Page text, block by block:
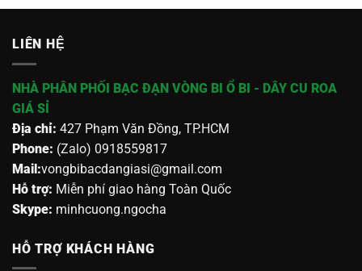
LIÊN HỆ
NHÀ PHÂN PHỐI BẠC ĐẠN VÒNG BI Ổ BI - DÂY CU ROA
GIÁ SỈ
Địa chỉ: 427 Phạm Văn Đồng, TP.HCM
Phone: (Zalo) 0918559817
Mail:vongbibacdangiasi@gmail.com
Hỗ trợ: Miễn phí giao hàng Toàn Quốc
Skype: minhcuong.ngocha
HỖ TRỢ KHÁCH HÀNG